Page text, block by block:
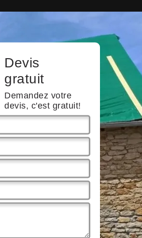
Devis
gratuit
Demandez votre
devis, c'est gratuit!